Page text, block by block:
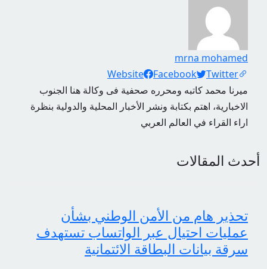
mrna mohamed
Social Links
Website Facebook
Twitter
ميرنا محمد كاتبه ومحرره صحفية فى وكالة هنا الجنوب
الاخبارية، اهتم بكتابة ونشر الأخبار المحلية والدولية بنظرة
اراء القراء في العالم العربي
أحدث المقالات
تحذير هام من الأمن الوطني بشأن
عمليات احتيال عبر الواتساب تستهدف
سرقة بيانات البطاقة الائتمانية